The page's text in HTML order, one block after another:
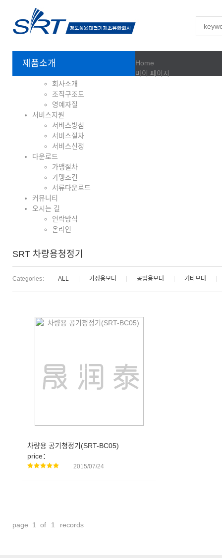
제품소개
Home
마이 페이지
회사소개
조직구조도
영예자질
서비스지원
서비스방침
서비스절차
서비스신청
다운로드
가맹절차
가맹조건
서류다운로드
커뮤니티
오시는 길
연락방식
온라인
SRT 차량용청정기
Categories： ALL 가정용모터 공업용모터 기타모터
차량용 공기청정기(SRT-BC05)
price：
2015/07/24
page 1 of 1 records